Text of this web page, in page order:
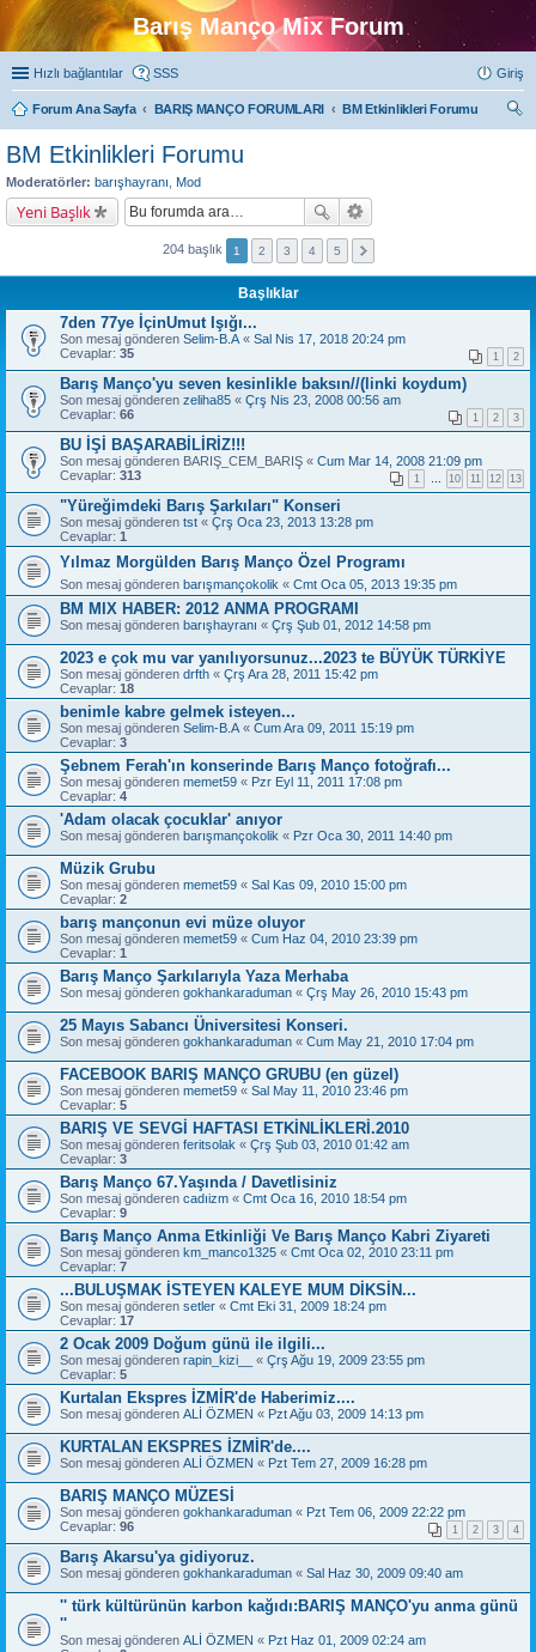
Barış Manço Mix Forum
Hızlı bağlantılar SSS Giriş
Forum Ana Sayfa BARIŞ MANÇO FORUMLARI
BM Etkinlikleri Forumu
BM Etkinlikleri Forumu
Moderatörler: barışhayranı Mod
Yeni Başlık
204 başlık 1 2 3 4 5
Başlıklar
7den 77ye İçinUmut Işığı...
Son mesaj gönderen Selim-B.A « Sal Nis 17, 2018 20:24 pm
Cevaplar: 35 1 2
Barış Manço'yu seven kesinlikle baksın//(linki koydum)
Son mesaj gönderen zeliha85 « Çrş Nis 23, 2008 00:56 am
Cevaplar: 66 1 2 3
BU İŞİ BAŞARABİLİRİZ!!!
Son mesaj gönderen BARIŞ_CEM_BARIŞ « Cum Mar 14, 2008 21:09 pm
Cevaplar: 313 1 10 11 12 13
"Yüreğimdeki Barış Şarkıları" Konseri
Son mesaj gönderen tst « Çrş Oca 23, 2013 13:28 pm
Cevaplar: 1
Yılmaz Morgülden Barış Manço Özel Programı
Son mesaj gönderen barışmançokolik « Cmt Oca 05, 2013 19:35 pm
BM MIX HABER: 2012 ANMA PROGRAMI
Son mesaj gönderen barışhayranı « Çrş Şub 01, 2012 14:58 pm
2023 e çok mu var yanılıyorsunuz...2023 te BÜYÜK TÜRKİYE
Son mesaj gönderen drfth « Çrş Ara 28, 2011 15:42 pm
Cevaplar: 18
benimle kabre gelmek isteyen...
Son mesaj gönderen Selim-B.A « Cum Ara 09, 2011 15:19 pm
Cevaplar: 3
Şebnem Ferah'ın konserinde Barış Manço fotoğrafı...
Son mesaj gönderen memet59 « Pzr Eyl 11, 2011 17:08 pm
Cevaplar: 4
'Adam olacak çocuklar' anıyor
Son mesaj gönderen barışmançokolik « Pzr Oca 30, 2011 14:40 pm
Müzik Grubu
Son mesaj gönderen memet59 « Sal Kas 09, 2010 15:00 pm
Cevaplar: 2
barış mançonun evi müze oluyor
Son mesaj gönderen memet59 « Cum Haz 04, 2010 23:39 pm
Cevaplar: 1
Barış Manço Şarkılarıyla Yaza Merhaba
Son mesaj gönderen gokhankaraduman « Çrş May 26, 2010 15:43 pm
25 Mayıs Sabancı Üniversitesi Konseri.
Son mesaj gönderen gokhankaraduman « Cum May 21, 2010 17:04 pm
FACEBOOK BARIŞ MANÇO GRUBU (en güzel)
Son mesaj gönderen memet59 « Sal May 11, 2010 23:46 pm
Cevaplar: 5
BARIŞ VE SEVGİ HAFTASI ETKİNLİKLERİ.2010
Son mesaj gönderen feritsolak « Çrş Şub 03, 2010 01:42 am
Cevaplar: 3
Barış Manço 67.Yaşında / Davetlisiniz
Son mesaj gönderen cadıizm « Cmt Oca 16, 2010 18:54 pm
Cevaplar: 9
Barış Manço Anma Etkinliği Ve Barış Manço Kabri Ziyareti
Son mesaj gönderen km_manco1325 « Cmt Oca 02, 2010 23:11 pm
Cevaplar: 7
...BULUŞMAK İSTEYEN KALEYE MUM DİKSİN...
Son mesaj gönderen setler « Cmt Eki 31, 2009 18:24 pm
Cevaplar: 17
2 Ocak 2009 Doğum günü ile ilgili...
Son mesaj gönderen rapin_kizi__ « Çrş Ağu 19, 2009 23:55 pm
Cevaplar: 5
Kurtalan Ekspres İZMİR'de Haberimiz....
Son mesaj gönderen ALİ ÖZMEN « Pzt Ağu 03, 2009 14:13 pm
KURTALAN EKSPRES İZMİR'de....
Son mesaj gönderen ALİ ÖZMEN « Pzt Tem 27, 2009 16:28 pm
BARIŞ MANÇO MÜZESİ
Son mesaj gönderen gokhankaraduman « Pzt Tem 06, 2009 22:22 pm
Cevaplar: 96 1 2 3 4
Barış Akarsu'ya gidiyoruz.
Son mesaj gönderen gokhankaraduman « Sal Haz 30, 2009 09:40 am
'' türk kültürünün karbon kağıdı:BARIŞ MANÇO'yu anma günü
''
Son mesaj gönderen ALİ ÖZMEN « Pzt Haz 01, 2009 02:24 am